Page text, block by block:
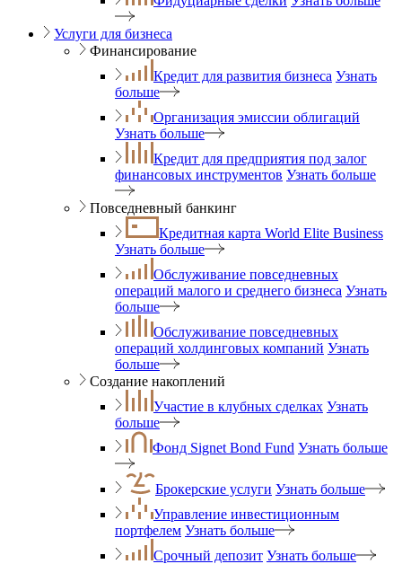
Услуги для бизнеса
Финансирование
Кредит для развития бизнеса Узнать
больше
Организация эмиссии облигаций
Узнать больше
Кредит для предприятия под залог
финансовых инструментов Узнать больше
Повседневный банкинг
Кредитная карта World Elite Business
Узнать больше
Обслуживание повседневных
операций малого и среднего бизнеса Узнать
больше
Обслуживание повседневных
операций холдинговых компаний Узнать
больше
Создание накоплений
Участие в клубных сделках Узнать
больше
Фонд Signet Bond Fund Узнать больше
Брокерские услуги Узнать больше
Управление инвестиционным
портфелем Узнать больше
Срочный депозит Узнать больше